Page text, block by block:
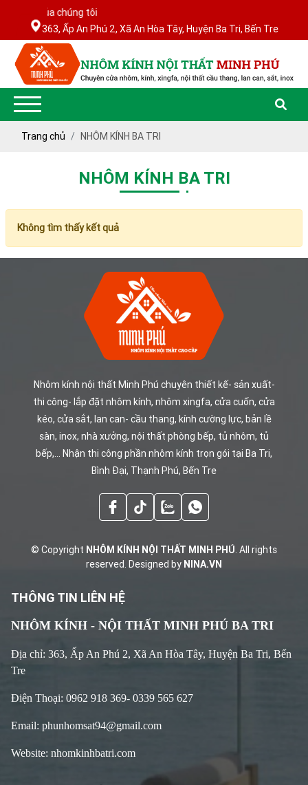
của chúng tôi
363, Ấp An Phú 2, Xã An Hòa Tây, Huyện Ba Tri, Bến Tre
NHÔM
NHÔM
THẤT
Trang chủ NHÔM KÍNH BA TRI
NHÔM KÍNH BA TRI
Không tìm thấy kết quả
KÍNH
NỘI
MINH
PHÚ
Nhôm kính nội thất Minh Phú chuyên thiết kế- sản xuất-
thi công- lắp đặt nhôm kính, nhôm xingfa, cửa cuốn, cửa
kéo, cửa sắt, lan can- cầu thang, kính cường lực, bản lề
sàn, inox, nhà xưởng, nội thất phòng bếp, tủ nhôm, tủ
bếp,... Nhận thi công phần nhôm kính trọn gói tại Ba Tri,
Bình Đại, Thạnh Phú, Bến Tre
© Copyright NHÔM KÍNH NỘI THẤT MINH PHÚ . All rights
reserved. Designed by NINA.VN
THÔNG TIN LIÊN HỆ
NHÔM KÍNH - NỘI THẤT MINH PHÚ BA TRI
Địa chỉ: 363, Ấp An Phú 2, Xã An Hòa Tây, Huyện Ba Tri, Bến
Tre
Điện Thoại: 0962 918 369- 0339 565 627
Email: phunhomsat94@gmail.com
Website: nhomkinhbatri.com